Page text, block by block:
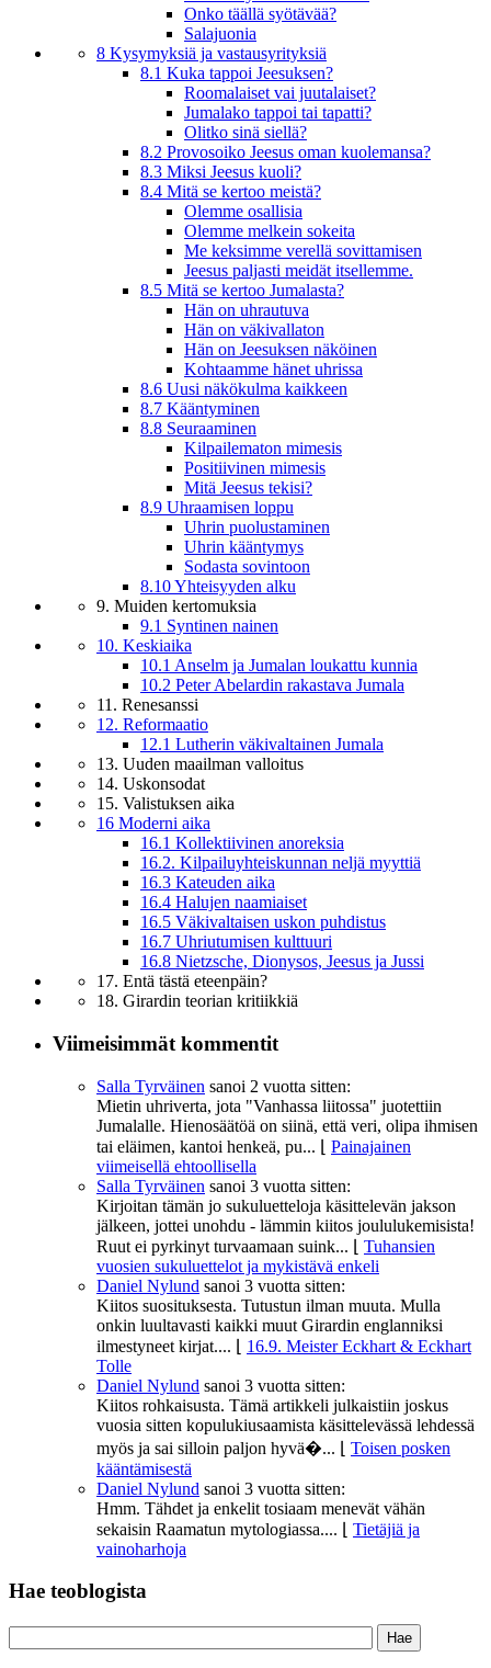
Onko täällä syötävää?
Salajuonia
8 Kysymyksiä ja vastausyrityksiä
8.1 Kuka tappoi Jeesuksen?
Roomalaiset vai juutalaiset?
Jumalako tappoi tai tapatti?
Olitko sinä siellä?
8.2 Provosoiko Jeesus oman kuolemansa?
8.3 Miksi Jeesus kuoli?
8.4 Mitä se kertoo meistä?
Olemme osallisia
Olemme melkein sokeita
Me keksimme verellä sovittamisen
Jeesus paljasti meidät itsellemme.
8.5 Mitä se kertoo Jumalasta?
Hän on uhrautuva
Hän on väkivallaton
Hän on Jeesuksen näköinen
Kohtaamme hänet uhrissa
8.6 Uusi näkökulma kaikkeen
8.7 Kääntyminen
8.8 Seuraaminen
Kilpailematon mimesis
Positiivinen mimesis
Mitä Jeesus tekisi?
8.9 Uhraamisen loppu
Uhrin puolustaminen
Uhrin kääntymys
Sodasta sovintoon
8.10 Yhteisyyden alku
9. Muiden kertomuksia
9.1 Syntinen nainen
10. Keskiaika
10.1 Anselm ja Jumalan loukattu kunnia
10.2 Peter Abelardin rakastava Jumala
11. Renesanssi
12. Reformaatio
12.1 Lutherin väkivaltainen Jumala
13. Uuden maailman valloitus
14. Uskonsodat
15. Valistuksen aika
16 Moderni aika
16.1 Kollektiivinen anoreksia
16.2. Kilpailuyhteiskunnan neljä myyttiä
16.3 Kateuden aika
16.4 Halujen naamiaiset
16.5 Väkivaltaisen uskon puhdistus
16.7 Uhriutumisen kulttuuri
16.8 Nietzsche, Dionysos, Jeesus ja Jussi
17. Entä tästä eteenpäin?
18. Girardin teorian kritiikkiä
Viimeisimmät kommentit
Salla Tyrväinen sanoi 2 vuotta sitten:
Mietin uhriverta, jota "Vanhassa liitossa" juotettiin
Jumalalle. Hienosäätöä on siinä, että veri, olipa ihmisen
tai eläimen, kantoi henkeä, pu...
Painajainen
viimeisellä ehtoollisella
Salla Tyrväinen sanoi 3 vuotta sitten:
Kirjoitan tämän jo sukuluetteloja käsittelevän jakson
jälkeen, jottei unohdu - lämmin kiitos joululukemisista!
Ruut ei pyrkinyt turvaamaan suink...
Tuhansien
vuosien sukuluettelot ja mykistävä enkeli
Daniel Nylund sanoi 3 vuotta sitten:
Kiitos suosituksesta. Tutustun ilman muuta. Mulla
onkin luultavasti kaikki muut Girardin englanniksi
ilmestyneet kirjat....
16.9. Meister Eckhart & Eckhart
Tolle
Daniel Nylund sanoi 3 vuotta sitten:
Kiitos rohkaisusta. Tämä artikkeli julkaistiin joskus
vuosia sitten kopulukiusaamista käsittelevässä lehdessä
myös ja sai silloin paljon hyvä�...
Toisen posken
kääntämisestä
Daniel Nylund sanoi 3 vuotta sitten:
Hmm. Tähdet ja enkelit tosiaam menevät vähän
sekaisin Raamatun mytologiassa....
Tietäjiä ja
vainoharhoja
Hae teoblogista